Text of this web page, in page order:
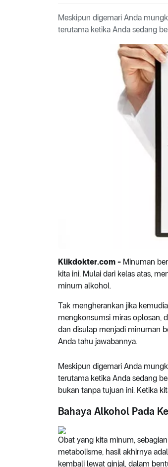
Meskipun digemari Anda
terutama ketika Anda sedang
Klikdokter.com - Minuman
kita ini. Mulai dari kelas atas,
minum alkohol.
Tak mengherankan jika
mengkonsumsi miras oplosan,
dan disulap menjadi minuman
Anda tahu jawabannya.
Meskipun digemari Anda
terutama ketika Anda sedang
bukan tanpa tujuan ini. Ketika
Bahaya Alkohol Pada
Obat yang kita minum,
metabolisme, hasil akhirnya
kembali lewat ginjal, dalam